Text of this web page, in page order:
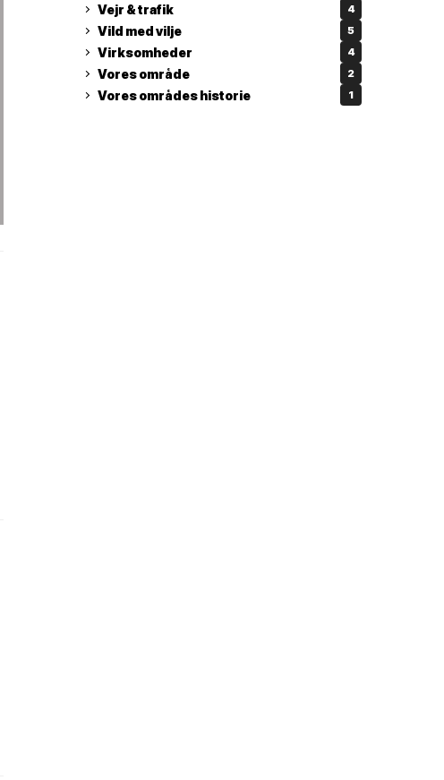
Vejr & trafik 4
Vild med vilje 5
Virksomheder 4
Vores område 2
Vores områdes historie 1